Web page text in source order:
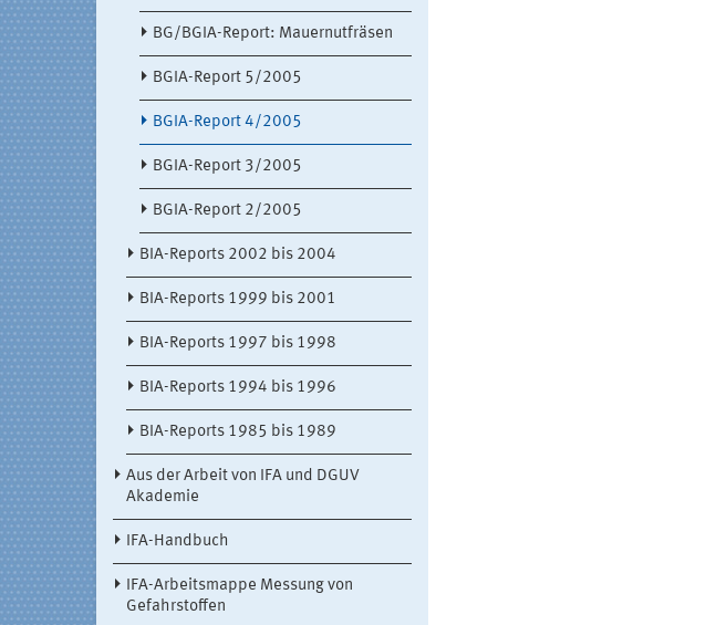
BG/BGIA-Report: Mauernutfräsen
BGIA-Report 5/2005
BGIA-Report 4/2005
BGIA-Report 3/2005
BGIA-Report 2/2005
BIA-Reports 2002 bis 2004
BIA-Reports 1999 bis 2001
BIA-Reports 1997 bis 1998
BIA-Reports 1994 bis 1996
BIA-Reports 1985 bis 1989
Aus der Arbeit von IFA und DGUV
Akademie
IFA-Handbuch
IFA-Arbeitsmappe Messung von
Gefahrstoffen